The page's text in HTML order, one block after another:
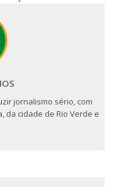
jornalismo sério, com
da cidade de Rio Verde e